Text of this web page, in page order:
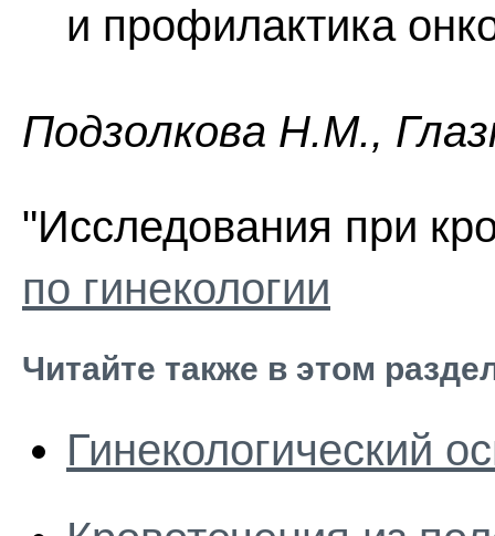
и профилактика
Пoдзoлкoвa H.M.,
"Исследования при
по гинекологии
Читайте также в этом
Гинекологический